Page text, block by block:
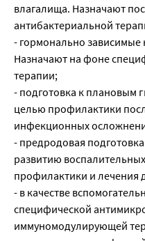
влагалища. Назначают
антибактериальной
- гормонально
Назначают на фоне
терапии;
- подготовка к плановым
целью профилактики
инфекционных
- предродовая
развитию
профилактики и лечения
- в качестве
специфической
иммуномодулирующей